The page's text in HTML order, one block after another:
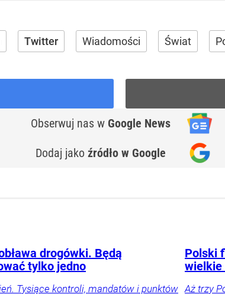
Twitter Wiadomości Świat
Obserwuj nas w Google News
Dodaj jako źródło w Google
drogówki. Będą
tylko jedno
Tysiące kontroli, mandatów i punktów
Polski
wielkie
Aż trzy